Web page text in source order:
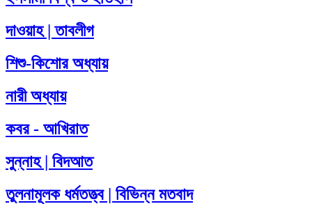
দাওয়াহ | তাবলীগ
শিশু-কিশোর অধ্যায়
নারী অধ্যায়
কবর - আখিরাত
সুন্নাহ | বিদআত
তুলনামূলক ধর্মতত্ত্ব | বিভিন্ন মতবাদ